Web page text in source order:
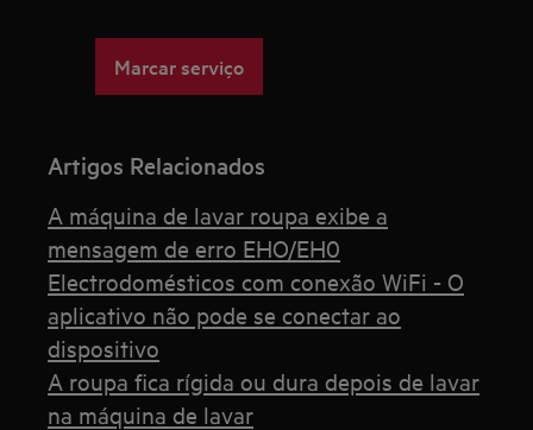
Marcar serviço
Artigos Relacionados
A máquina de lavar roupa exibe a
mensagem de erro EHO/EH0
Electrodomésticos com conexão WiFi - O
aplicativo não pode se conectar ao
dispositivo
A roupa fica rígida ou dura depois de lavar
na máquina de lavar